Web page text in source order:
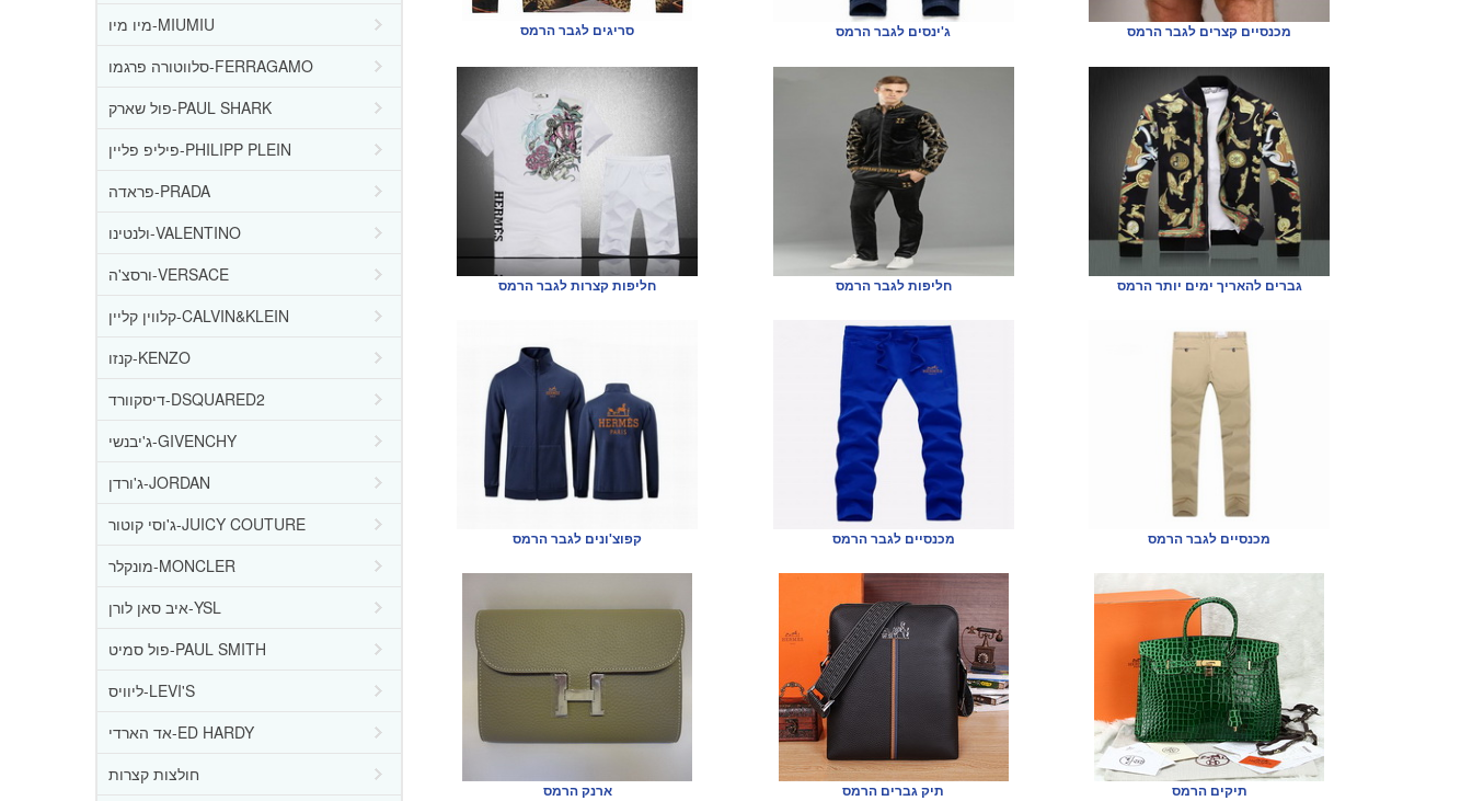
מיו מיו-MIUMIU
סלווטורה פרגמו-FERRAGAMO
פול שארק-PAUL SHARK
פיליפ פליין-PHILIPP PLEIN
פראדה-PRADA
ולנטינו-VALENTINO
ורסצ'ה-VERSACE
קלווין קליין-CALVIN&KLEIN
קנזו-KENZO
דיסקוורד-DSQUARED2
ג'יבנשי-GIVENCHY
ג'ורדן-JORDAN
ג'וסי קוטור-JUICY COUTURE
מונקלר-MONCLER
איב סאן לורן-YSL
פול סמיט-PAUL SMITH
ליוויס-LEVI'S
אד הארדי-ED HARDY
חולצות קצרות
סריגים לגבר הרמס ג'ינסים לגבר הרמס מכנסיים קצרים לגבר הרמס
חליפות קצרות לגבר הרמס חליפות לגבר הרמס גברים להאריך ימים יותר הרמס
קפוצ'ונים לגבר הרמס מכנסיים לגבר הרמס מכנסיים לגבר הרמס
ארנק הרמס תיק גברים הרמס תיקים הרמס